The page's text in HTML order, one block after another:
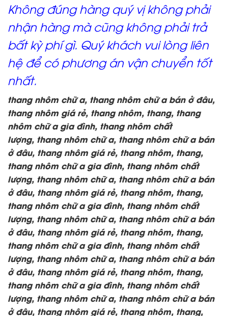
Không đúng hàng quý vị không phải
nhận hàng mà cũng không phải trả
bất kỳ phí gì. Quý khách vui lòng liên
hệ để có phương án vận chuyển tốt
nhất.
thang nhôm chữ a, thang nhôm chữ a bán ở đâu,
thang nhôm giá rẻ, thang nhôm, thang, thang
nhôm chữ a gia đình, thang nhôm chất
lượng, thang nhôm chữ a, thang nhôm chữ a bán
ở đâu, thang nhôm giá rẻ, thang nhôm, thang,
thang nhôm chữ a gia đình, thang nhôm chất
lượng, thang nhôm chữ a, thang nhôm chữ a bán
ở đâu, thang nhôm giá rẻ, thang nhôm, thang,
thang nhôm chữ a gia đình, thang nhôm chất
lượng, thang nhôm chữ a, thang nhôm chữ a bán
ở đâu, thang nhôm giá rẻ, thang nhôm, thang,
thang nhôm chữ a gia đình, thang nhôm chất
lượng, thang nhôm chữ a, thang nhôm chữ a bán
ở đâu, thang nhôm giá rẻ, thang nhôm, thang,
thang nhôm chữ a gia đình, thang nhôm chất
lượng, thang nhôm chữ a, thang nhôm chữ a bán
ở đâu, thang nhôm giá rẻ, thang nhôm, thang,